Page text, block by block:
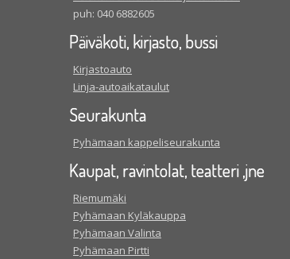
puh: 040 6882605
Päiväkoti, kirjasto, bussi
Kirjastoauto
Linja-autoaikataulut
Seurakunta
Pyhämaan kappeliseurakunta
Kaupat, ravintolat, teatteri ,jne
Riemumäki
Pyhämaan Kyläkauppa
Pyhämaan Valinta
Pyhämaan Pirtti